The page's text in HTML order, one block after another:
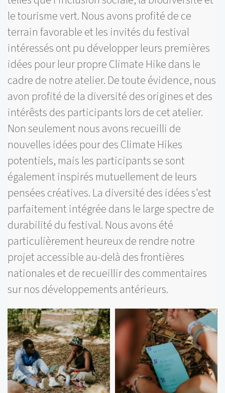
le tourisme vert. Nous avons profité de ce
terrain favorable et les invités du festival
intéressés ont pu développer leurs premières
idées pour leur propre Climate Hike dans le
cadre de notre atelier. De toute évidence, nous
avon profité de la diversité des origines et des
intérêsts des participants lors de cet atelier.
Non seulement nous avons recueilli de
nouvelles idées pour des Climate Hikes
potentiels, mais les participants se sont
également inspirés mutuellement de leurs
pensées créatives. La diversité des idées s'est
parfaitement intégrée dans le large spectre de
durabilité du festival. Nous avons été
particulièrement heureux de rendre notre
projet accessible au-delà des frontières
nationales et de recueillir des commentaires
sur nos développements antérieurs.
Bilder